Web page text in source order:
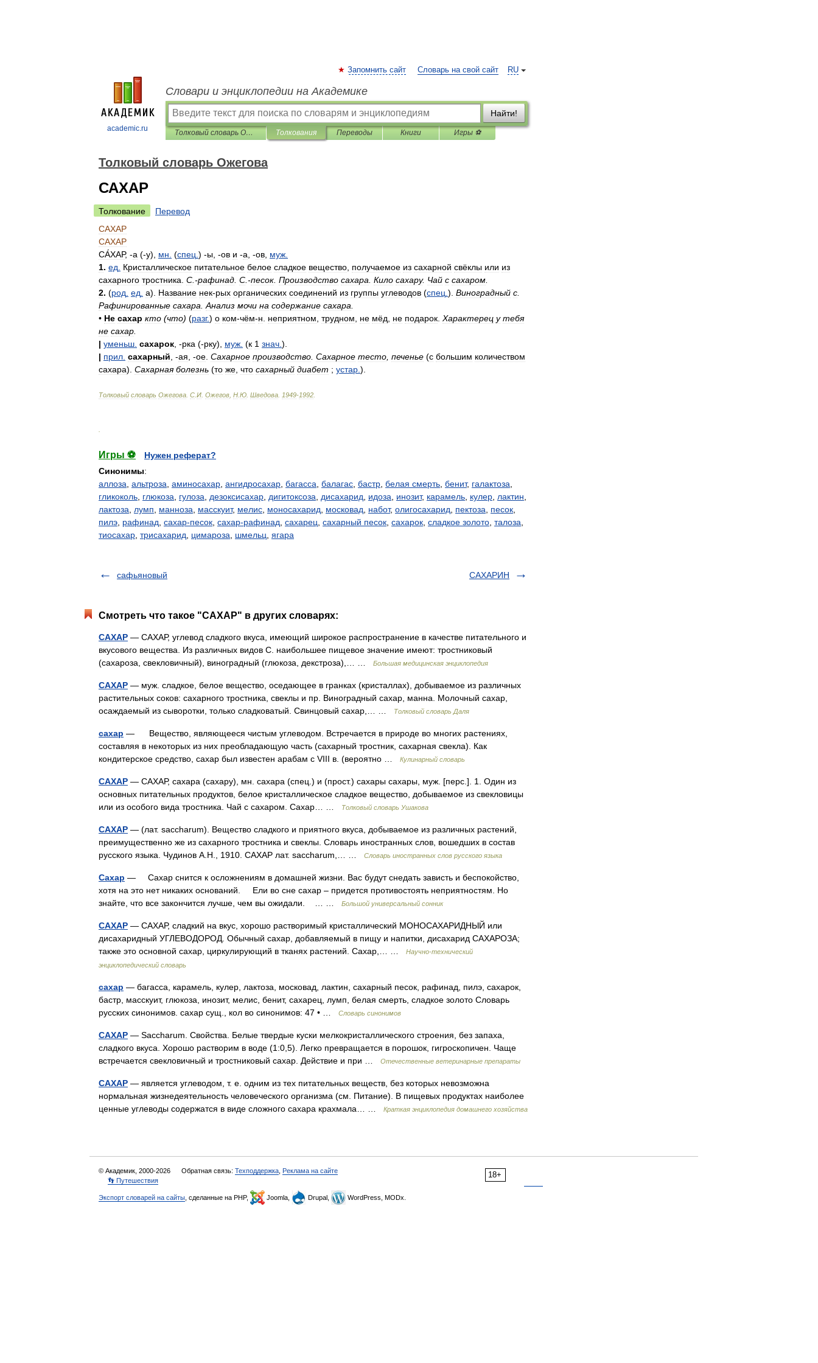
academic.ru
RU
Запомнить сайт Словарь на свой сайт
Словари и энциклопедии на Академике
Найти!
Толковый словарь Ожегова Толкования Переводы Книги Игры ⚽
Толковый словарь Ожегова
САХАР
Толкование
Перевод
САХАР
САХАР
СА́ХАР, -а (-у), мн (спец ) -ы , -ов и -а , -ов муж
1. ед Кристаллическое питательное белое сладкое вещество получаемое из сахарной свёклы или из
сахарного тростника С .-рафинад С .-песок Производство сахара Кило сахару. Чай с сахаром
2. (род ед а). Название нек-рых органических соединений из группы углеводов (спец ). Виноградный с
Рафинированные сахара Анализ мочи на содержание сахара
• Не сахар кто (что) (разг.) о ком-чём-н неприятном трудном не мёд не подарок Характерец у тебя
не сахар
| уменьш сахарок , -рка (-рку), муж (к 1 знач ).
| прил сахарный , -ая , -ое Сахарное производство Сахарное тесто печенье (с большим количеством
сахара). Сахарная болезнь (то же что сахарный диабет ; устар ).
Толковый словарь Ожегова С И Ожегов Н Ю Шведова 1949-1992
Игры ⚽
Нужен реферат?
Синонимы:
аллоза альтроза аминосахар ангидросахар багасса балагас бастр белая смерть бенит, галактоза
гликоколь глюкоза гулоза дезоксисахар дигитоксоза дисахарид идоза инозит, карамель кулер лактин
лактоза
лумп манноза масскуит, мелис моносахарид московад набот, олигосахарид пектоза песок
пилэ рафинад сахар-песок сахар-рафинад сахарец сахарный песок сахарок сладкое золото талоза
тиосахар трисахарид цимароза шмельц ягара
сафьяновый САХАРИН
Смотреть что такое "САХАР" в других словарях:
САХАР — САХАР, углевод сладкого вкуса, имеющий широкое распространение в качестве питательного и
вкусового вещества. Из различных видов С. наибольшее пищевое значение имеют: тростниковый
(сахароза, свекловичный), виноградный (глюкоза, декстроза),… …
Большая медицинская энциклопедия
САХАР — муж. сладкое, белое вещество, оседающее в гранках (кристаллах), добываемое из различных
растительных соков: сахарного тростника, свеклы и пр. Виноградный сахар, манна. Молочный сахар,
осаждаемый из сыворотки, только сладковатый. Свинцовый сахар,… …
Толковый словарь Даля
сахар — Вещество, являющееся чистым углеводом. Встречается в природе во многих растениях,
составляя в некоторых из них преобладающую часть (сахарный тростник, сахарная свекла). Как
кондитерское средство, сахар был известен арабам с VIII в. (вероятно …
Кулинарный словарь
САХАР — САХАР, сахара (сахару), мн. сахара (спец.) и (прост.) сахары сахары, муж. [перс.]. 1. Один из
основных питательных продуктов, белое кристаллическое сладкое вещество, добываемое из свекловицы
или из особого вида тростника. Чай с сахаром. Сахар… …
Толковый словарь Ушакова
САХАР — (лат. saccharum). Вещество сладкого и приятного вкуса, добываемое из различных растений,
преимущественно же из сахарного тростника и свеклы. Словарь иностранных слов, вошедших в состав
русского языка. Чудинов А.Н., 1910. САХАР лат. saccharum,… …
Словарь иностранных слов русского языка
Сахар — Сахар снится к осложнениям в домашней жизни. Вас будут снедать зависть и беспокойство,
хотя на это нет никаких оснований. Ели во сне сахар – придется противостоять неприятностям. Но
знайте, что все закончится лучше, чем вы ожидали. … …
Большой универсальный сонник
САХАР — САХАР, сладкий на вкус, хорошо растворимый кристаллический МОНОСАХАРИДНЫЙ или
дисахаридный УГЛЕВОДОРОД. Обычный сахар, добавляемый в пищу и напитки, дисахарид САХАРОЗА;
также это основной сахар, циркулирующий в тканях растений. Сахар,… …
Научно-технический
энциклопедический словарь
сахар — багасса, карамель, кулер, лактоза, московад, лактин, сахарный песок, рафинад, пилэ, сахарок,
бастр, масскуит, глюкоза, инозит, мелис, бенит, сахарец, лумп, белая смерть, сладкое золото Словарь
русских синонимов. сахар сущ., кол во синонимов: 47 • …
Словарь синонимов
САХАР — Saccharum. Свойства. Белые твердые куски мелкокристаллического строения, без запаха,
сладкого вкуса. Хорошо растворим в воде (1:0,5). Легко превращается в порошок, гигроскопичен. Чаще
встречается свекловичный и тростниковый сахар. Действие и при …
Отечественные ветеринарные препараты
САХАР — является углеводом, т. е. одним из тех питательных веществ, без которых невозможна
нормальная жизнедеятельность человеческого организма (см. Питание). В пищевых продуктах наиболее
ценные углеводы содержатся в виде сложного сахара крахмала… …
Краткая энциклопедия домашнего хозяйства
18+
© Академик, 2000-2026 Обратная связь: Техподдержка Реклама на сайте
👣 Путешествия
Экспорт словарей на сайты , сделанные на PHP, Joomla, Drupal, WordPress, MODx.